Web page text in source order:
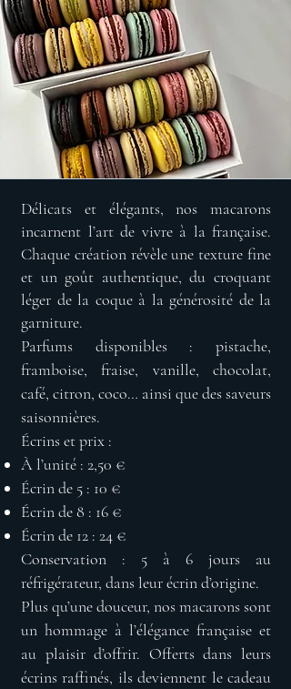
Délicats et élégants, nos macarons
incarnent l’art de vivre à la française.
Chaque création révèle une texture fine
et un goût authentique, du croquant
léger de la coque à la générosité de la
garniture.
Parfums disponibles : pistache,
framboise, fraise, vanille, chocolat,
café, citron, coco… ainsi que des saveurs
saisonnières.
Écrins et prix :
À l’unité : 2,50 €
Écrin de 5 : 10 €
Écrin de 8 : 16 €
Écrin de 12 : 24 €
Conservation : 5 à 6 jours au
réfrigérateur, dans leur écrin d’origine.
Plus qu’une douceur, nos macarons sont
un hommage à l’élégance française et
au plaisir d’offrir. Offerts dans leurs
écrins raffinés, ils deviennent le cadeau